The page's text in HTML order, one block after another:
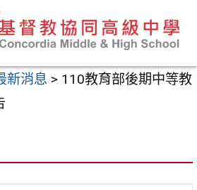
新消息 > 110教育部後期中等教